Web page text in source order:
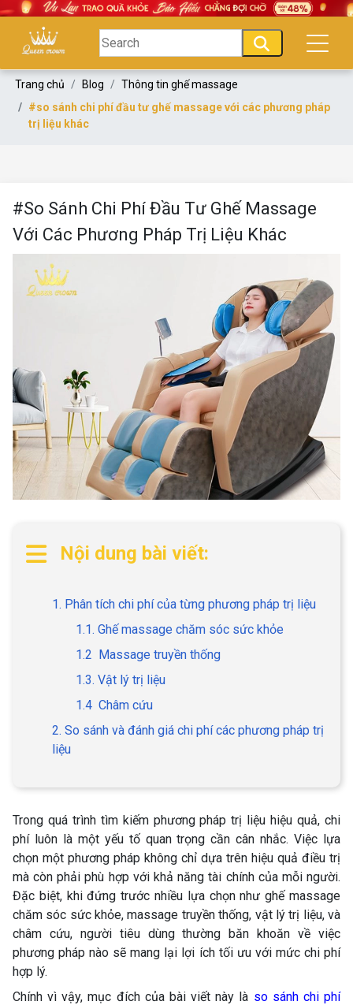
Trang chủ Blog
Thông tin ghế massage
#so sánh chi phí đầu tư ghế massage với các phương pháp
trị liệu khác
#So Sánh Chi Phí Đầu Tư Ghế Massage
Với Các Phương Pháp Trị Liệu Khác
Nội dung bài viết:
1. Phân tích chi phí của từng phương pháp trị liệu
1.1. Ghế massage chăm sóc sức khỏe
1.2 Massage truyền thống
1.3. Vật lý trị liệu
1.4 Châm cứu
2. So sánh và đánh giá chi phí các phương pháp trị
liệu
Trong quá trình tìm kiếm phương pháp trị liệu hiệu quả, chi
phí luôn là một yếu tố quan trọng cần cân nhắc. Việc lựa
chọn một phương pháp không chỉ dựa trên hiệu quả điều trị
mà còn phải phù hợp với khả năng tài chính của mỗi người.
Đặc biệt, khi đứng trước nhiều lựa chọn như ghế massage
chăm sóc sức khỏe, massage truyền thống, vật lý trị liệu, và
châm cứu, người tiêu dùng thường băn khoăn về việc
phương pháp nào sẽ mang lại lợi ích tối ưu với mức chi phí
hợp lý.
Chính vì vậy, mục đích của bài viết này là so sánh chi phí